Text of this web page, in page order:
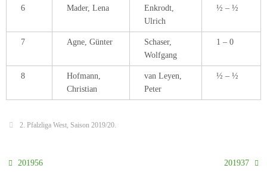
6 Mader, Lena
Enkrodt,
Ulrich
½ – ½
7 Agne, Günter
Schaser,
Wolfgang
1 – 0
8
Hofmann,
Christian
van Leyen,
Peter
½ – ½
2. Pfalzliga West, Saison 2019/20.
201956 201937